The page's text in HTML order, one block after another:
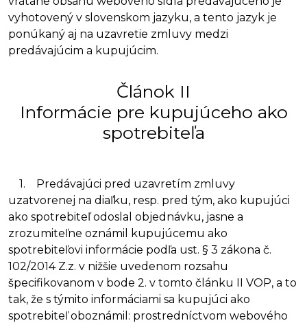
vyhotovený v slovenskom jazyku, a tento jazyk je
ponúkaný aj na uzavretie zmluvy medzi
predávajúcim a kupujúcim.
Článok II
Informácie pre kupujúceho ako
spotrebiteľa
1. Predávajúci pred uzavretím zmluvy
uzatvorenej na diaľku, resp. pred tým, ako kupujúci
ako spotrebiteľ odoslal objednávku, jasne a
zrozumiteľne oznámil kupujúcemu ako
spotrebiteľovi informácie podľa ust. § 3 zákona č.
102/2014 Z.z. v nižšie uvedenom rozsahu
špecifikovanom v bode 2. v tomto článku II VOP, a to
tak, že s týmito informáciami sa kupujúci ako
spotrebiteľ oboznámil: prostredníctvom webového